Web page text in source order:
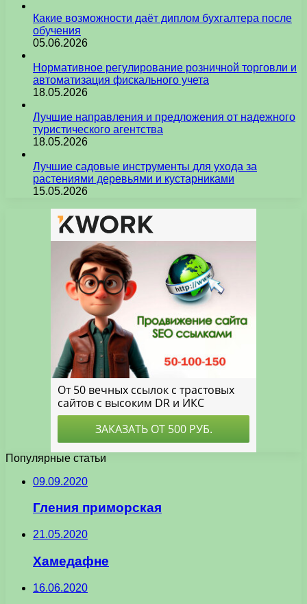
Какие возможности даёт диплом бухгалтера после
обучения
05.06.2026
Нормативное регулирование розничной торговли и
автоматизация фискального учета
18.05.2026
Лучшие направления и предложения от надежного
туристического агентства
18.05.2026
Лучшие садовые инструменты для ухода за
растениями деревьями и кустарниками
15.05.2026
Популярные статьи
09.09.2020
Гления приморская
21.05.2020
Хамедафне
16.06.2020